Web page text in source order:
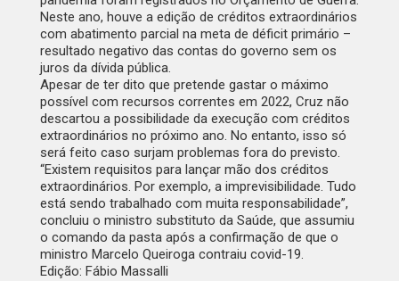
Neste ano, houve a edição de créditos extraordinários
com abatimento parcial na meta de déficit primário –
resultado negativo das contas do governo sem os
juros da dívida pública.
Apesar de ter dito que pretende gastar o máximo
possível com recursos correntes em 2022, Cruz não
descartou a possibilidade da execução com créditos
extraordinários no próximo ano. No entanto, isso só
será feito caso surjam problemas fora do previsto.
“Existem requisitos para lançar mão dos créditos
extraordinários. Por exemplo, a imprevisibilidade. Tudo
está sendo trabalhado com muita responsabilidade”,
concluiu o ministro substituto da Saúde, que assumiu
o comando da pasta após a confirmação de que o
ministro Marcelo Queiroga contraiu covid-19.
Edição: Fábio Massalli